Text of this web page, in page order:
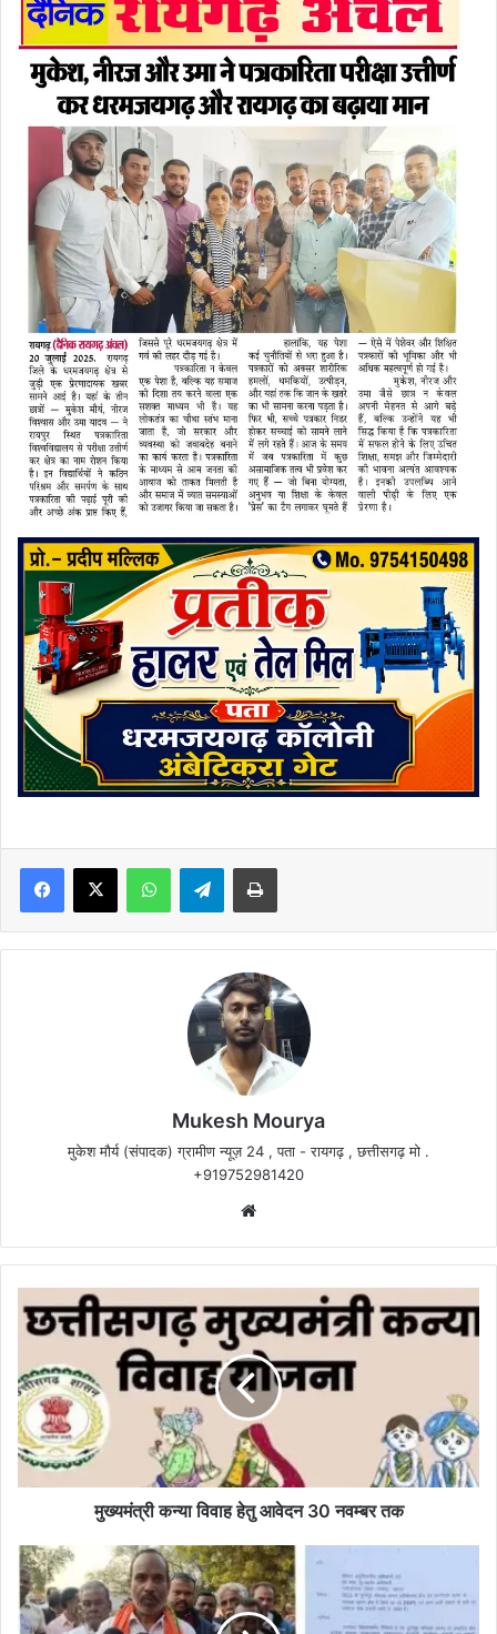
Facebook
X WhatsAppTelegramPrint
Mukesh Mourya
मुकेश मौर्य (संपादक) ग्रामीण न्यूज़ 24 , पता - रायगढ़ , छत्तीसगढ़ मो .
+919752981420
कन्या
हेतु
आवेदन
30
नवम्बर
तक
मुख्यमंत्री कन्या विवाह हेतु आवेदन 30 नवम्बर तक
पुरुँगा
जैसा
विरोध
अब